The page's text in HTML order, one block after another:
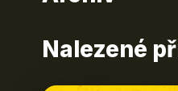
Nalezené